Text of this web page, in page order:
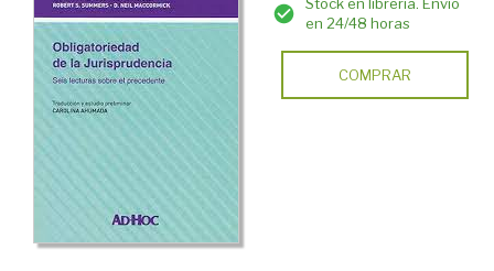
Stock en librería. Envío
en 24/48 horas
COMPRAR